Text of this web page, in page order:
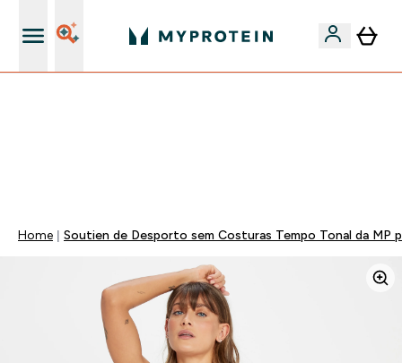
Home Soutien de Desporto sem Costuras Tempo Tonal da MP